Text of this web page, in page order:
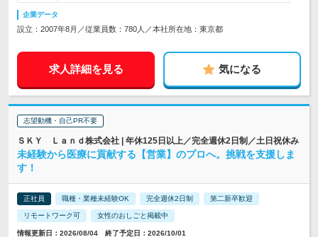
企業データ
設立：2007年8月／従業員数：780人／本社所在地：東京都
求人詳細を見る 気になる
志望動機・自己PR不要
ＳＫＹ Ｌａｎｄ株式会社 | 年休125日以上／完全週休2日制／土日祝休み
未経験から医療に貢献する【営業】のプロへ。挑戦を支援しま
す！
正社員 職種・業種未経験OK 完全週休2日制 第二新卒歓迎
リモートワーク可 女性のおしごと掲載中
情報更新日：2026/08/04 終了予定日：2026/10/01